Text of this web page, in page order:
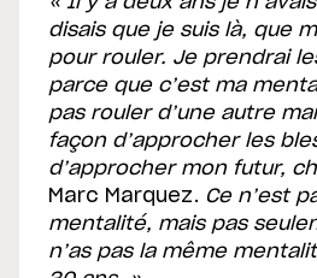
disais que je suis là, que
pour rouler. Je prendrai
parce que c’est ma
pas rouler d’une autre
façon d’approcher les
d’approcher mon futur,
Marc Marquez. Ce n’est
mentalité, mais pas
n’as pas la même